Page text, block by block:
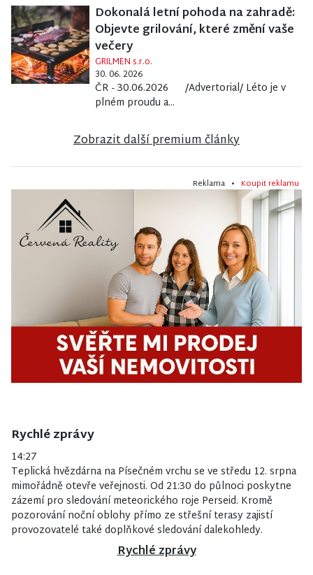
Dokonalá letní pohoda na zahradě:
Objevte grilování, které změní vaše
večery
GRILMEN s.r.o.
30. 06. 2026
ČR - 30.06.2026 /Advertorial/ Léto je v
plném proudu a...
Zobrazit další premium články
Reklama • Koupit reklamu
Rychlé zprávy
14:27
Teplická hvězdárna na Písečném vrchu se ve středu 12. srpna
mimořádně otevře veřejnosti. Od 21:30 do půlnoci poskytne
zázemí pro sledování meteorického roje Perseid. Kromě
pozorování noční oblohy přímo ze střešní terasy zajistí
provozovatelé také doplňkové sledování dalekohledy.
Rychlé zprávy